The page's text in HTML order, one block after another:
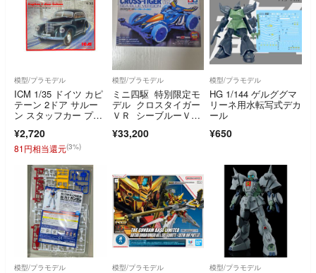
模型/プラモデル
ICM 1/35 ドイツ カピ
テーン 2ドア サルー
ン スタッフカー プラ
¥2,720
81円相当還元(3%)
模型/プラモデル
ミニ四駆 特別限定モ
デル クロスタイガー
ＶＲ シーブルーＶｅ
¥33,200
模型/プラモデル
HG 1/144 ゲルググマ
リーネ用水転写式デカ
ール
¥650
模型/プラモデル 模型/プラモデル 模型/プラモデル